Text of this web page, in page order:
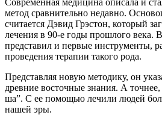
метод сравнительно недавно.
считается Дэвид Грэстон, который
лечения в 90-е годы прошлого века.
представил и первые инструменты,
проведения терапии такого рода.
Представляя новую методику, он
древние восточные знания. А точнее,
ша”. С ее помощью лечили людей
нашей эры.